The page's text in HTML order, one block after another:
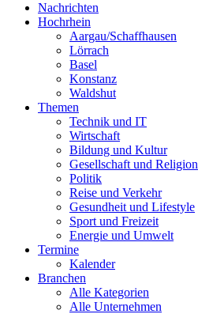
Nachrichten
Hochrhein
Aargau/Schaffhausen
Lörrach
Basel
Konstanz
Waldshut
Themen
Technik und IT
Wirtschaft
Bildung und Kultur
Gesellschaft und Religion
Politik
Reise und Verkehr
Gesundheit und Lifestyle
Sport und Freizeit
Energie und Umwelt
Termine
Kalender
Branchen
Alle Kategorien
Alle Unternehmen